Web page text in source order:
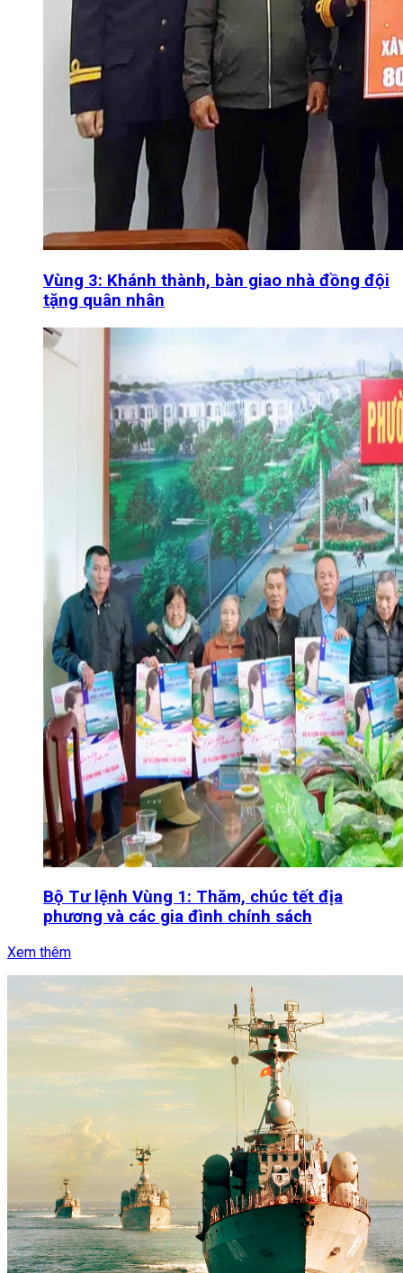
Vùng 3: Khánh thành, bàn giao nhà đồng đội
tặng quân nhân
Bộ Tư lệnh Vùng 1: Thăm, chúc tết địa
phương và các gia đình chính sách
Xem thêm